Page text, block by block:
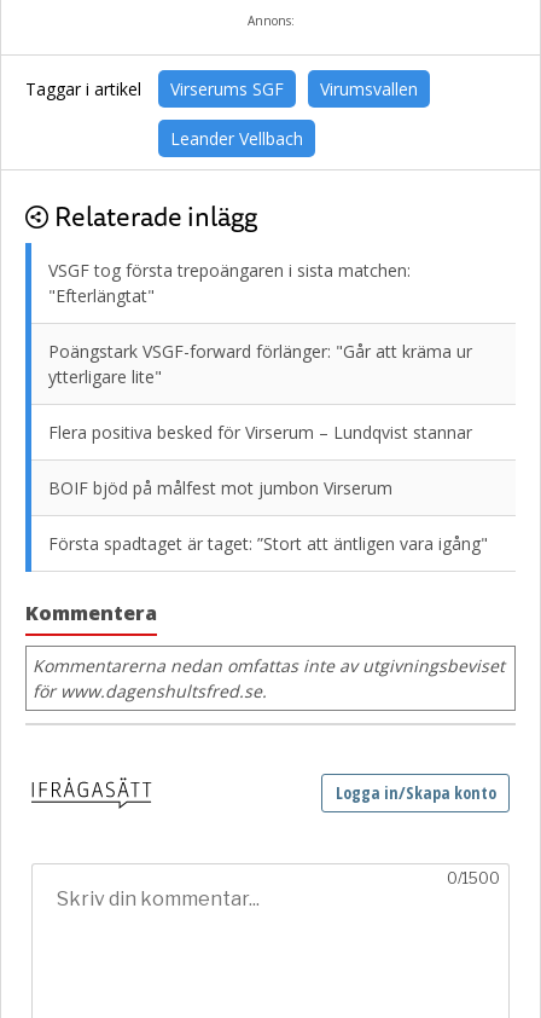
Annons:
Taggar i artikel Virserums SGF Virumsvallen
Leander Vellbach
Relaterade inlägg
VSGF tog första trepoängaren i sista matchen:
"Efterlängtat"
Poängstark VSGF-forward förlänger: "Går att kräma ur
ytterligare lite"
Flera positiva besked för Virserum – Lundqvist stannar
BOIF bjöd på målfest mot jumbon Virserum
Första spadtaget är taget: ”Stort att äntligen vara igång"
Kommentera
Kommentarerna nedan omfattas inte av utgivningsbeviset
för www.dagenshultsfred.se.